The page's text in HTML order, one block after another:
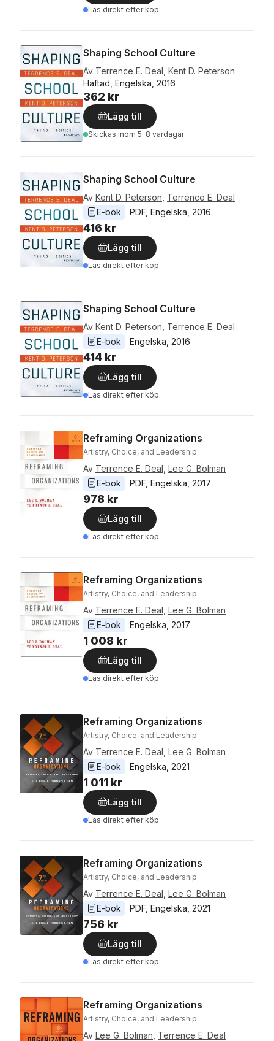
Läs direkt efter köp
Shaping School Culture
Av Terrence E. Deal Kent D. Peterson
Häftad, Engelska, 2016
362 kr
Lägg till
Skickas inom 5-8 vardagar
Shaping School Culture
Av Kent D. Peterson Terrence E. Deal
E-bok
PDF Engelska 2016
416 kr
Lägg till
Läs direkt efter köp
Shaping School Culture
Av Kent D. Peterson Terrence E. Deal
E-bok
Engelska 2016
414 kr
Lägg till
Läs direkt efter köp
Reframing Organizations
Artistry, Choice, and Leadership
Av Terrence E. Deal Lee G. Bolman
E-bok
PDF Engelska 2017
978 kr
Lägg till
Läs direkt efter köp
Reframing Organizations
Artistry, Choice, and Leadership
Av Terrence E. Deal Lee G. Bolman
E-bok
Engelska 2017
1 008 kr
Lägg till
Läs direkt efter köp
Reframing Organizations
Artistry, Choice, and Leadership
Av Terrence E. Deal Lee G. Bolman
E-bok
Engelska 2021
1 011 kr
Lägg till
Läs direkt efter köp
Reframing Organizations
Artistry, Choice, and Leadership
Av Terrence E. Deal Lee G. Bolman
E-bok
PDF Engelska 2021
756 kr
Lägg till
Läs direkt efter köp
Reframing Organizations
Artistry, Choice, and Leadership
Av Lee G. Bolman Terrence E. Deal